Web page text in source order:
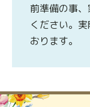
前準備の事
ください。
おります。